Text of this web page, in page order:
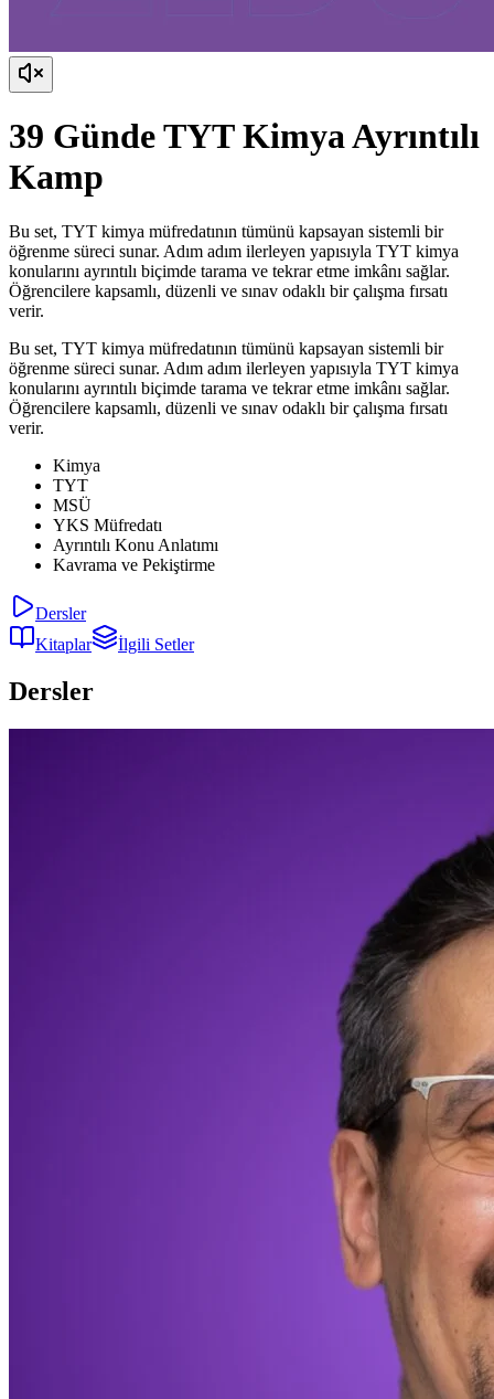
39 Günde TYT Kimya Ayrıntılı
Kamp
Bu set, TYT kimya müfredatının tümünü kapsayan sistemli bir
öğrenme süreci sunar. Adım adım ilerleyen yapısıyla TYT kimya
konularını ayrıntılı biçimde tarama ve tekrar etme imkânı sağlar.
Öğrencilere kapsamlı, düzenli ve sınav odaklı bir çalışma fırsatı
verir.
Bu set, TYT kimya müfredatının tümünü kapsayan sistemli bir
öğrenme süreci sunar. Adım adım ilerleyen yapısıyla TYT kimya
konularını ayrıntılı biçimde tarama ve tekrar etme imkânı sağlar.
Öğrencilere kapsamlı, düzenli ve sınav odaklı bir çalışma fırsatı
verir.
Kimya
TYT
MSÜ
YKS Müfredatı
Ayrıntılı Konu Anlatımı
Kavrama ve Pekiştirme
Dersler
Kitaplar
İlgili Setler
Dersler